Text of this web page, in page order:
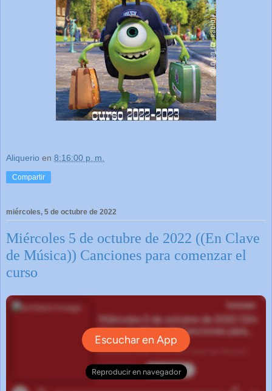
Aliquerio en 8:16:00 p. m.
Compartir
miércoles, 5 de octubre de 2022
Miércoles 5 de octubre de 2022 ((En Clave
de Música)) Canciones para comenzar el
curso